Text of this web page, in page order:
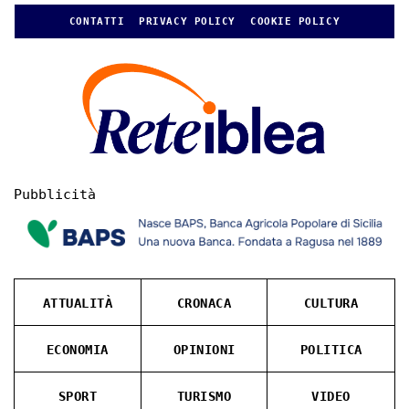
CONTATTI PRIVACY POLICY COOKIE POLICY
Pubblicità
ATTUALITÀ CRONACA CULTURA
ECONOMIA OPINIONI POLITICA
SPORT TURISMO VIDEO